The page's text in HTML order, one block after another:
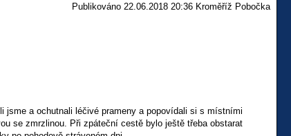
Publikováno 22.06.2018 20:36 Kroměříž Pobočka
a ochutnali léčivé prameny a popovídali si s místními
se zmrzlinou. Při zpáteční cestě bylo ještě třeba obstarat